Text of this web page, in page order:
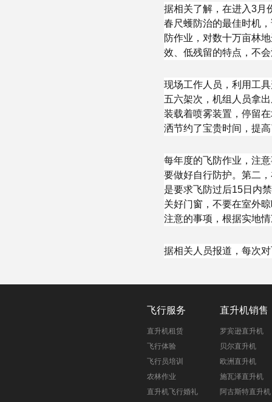
据相关了解，在进入3月
春尺蠖防治的最佳时机
防作业，对数十万亩林
效、低残留的特点，不
现场工作人员，利用工
五六架次，机组人员拿
装载着喷雾装置，停留
洒节约了宝贵时间，提
每年度的飞防作业，注
要做好自行防护。第二
是要求飞防过后15日内
关好门窗，不要在室外
注意的事项，根据实地
据相关人员报道，每次
飞行服务
直升机租赁
飞行体验
飞行员培训
农林作业
直升机飞行婚礼
直升机销售
罗宾逊直升机
贝尔直升机
欧洲直升机
施瓦泽直升机
阿古斯特直升机